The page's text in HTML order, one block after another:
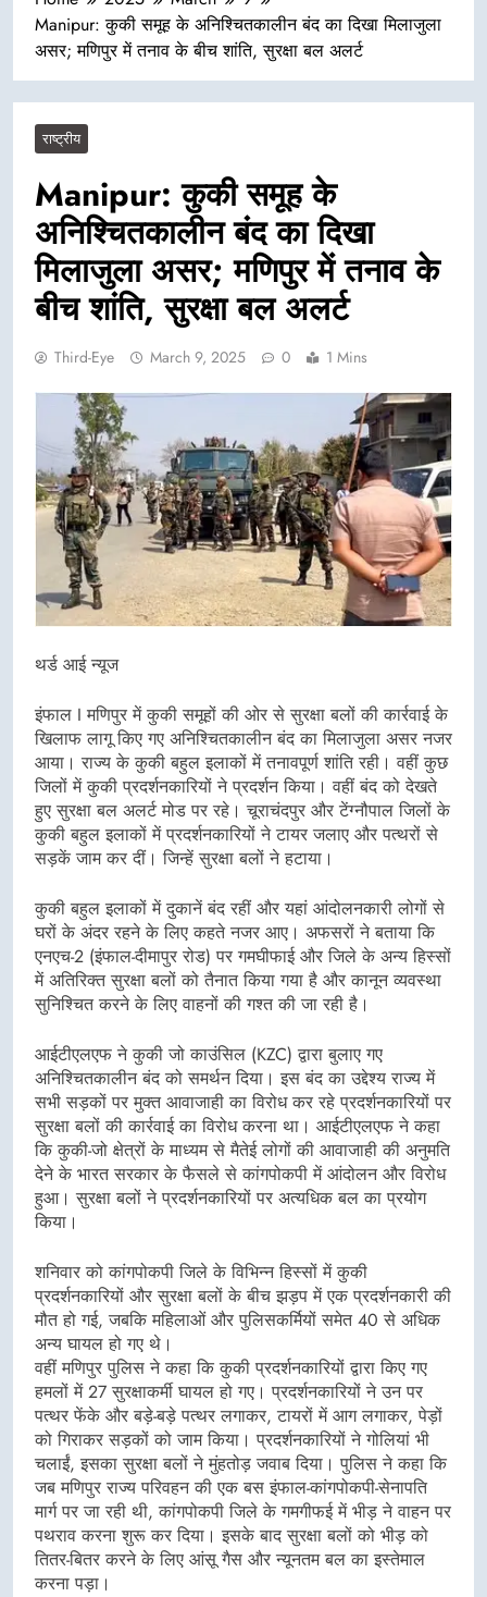
Manipur: कुकी समूह के अनिश्चितकालीन बंद का दिखा मिलाजुला
असर; मणिपुर में तनाव के बीच शांति, सुरक्षा बल अलर्ट
राष्ट्रीय
Manipur: कुकी समूह के
अनिश्चितकालीन बंद का दिखा
मिलाजुला असर; मणिपुर में तनाव के
बीच शांति, सुरक्षा बल अलर्ट
Third-Eye March 9, 2025 0 1 Mins
थर्ड आई न्यूज
इंफाल I मणिपुर में कुकी समूहों की ओर से सुरक्षा बलों की कार्रवाई के
खिलाफ लागू किए गए अनिश्चितकालीन बंद का मिलाजुला असर नजर
आया। राज्य के कुकी बहुल इलाकों में तनावपूर्ण शांति रही। वहीं कुछ
जिलों में कुकी प्रदर्शनकारियों ने प्रदर्शन किया। वहीं बंद को देखते
हुए सुरक्षा बल अलर्ट मोड पर रहे। चूराचंदपुर और टेंग्नौपाल जिलों के
कुकी बहुल इलाकों में प्रदर्शनकारियों ने टायर जलाए और पत्थरों से
सड़कें जाम कर दीं। जिन्हें सुरक्षा बलों ने हटाया।
कुकी बहुल इलाकों में दुकानें बंद रहीं और यहां आंदोलनकारी लोगों से
घरों के अंदर रहने के लिए कहते नजर आए। अफसरों ने बताया कि
एनएच-2 (इंफाल-दीमापुर रोड) पर गमघीफाई और जिले के अन्य हिस्सों
में अतिरिक्त सुरक्षा बलों को तैनात किया गया है और कानून व्यवस्था
सुनिश्चित करने के लिए वाहनों की गश्त की जा रही है।
आईटीएलएफ ने कुकी जो काउंसिल (KZC) द्वारा बुलाए गए
अनिश्चितकालीन बंद को समर्थन दिया। इस बंद का उद्देश्य राज्य में
सभी सड़कों पर मुक्त आवाजाही का विरोध कर रहे प्रदर्शनकारियों पर
सुरक्षा बलों की कार्रवाई का विरोध करना था। आईटीएलएफ ने कहा
कि कुकी-जो क्षेत्रों के माध्यम से मैतेई लोगों की आवाजाही की अनुमति
देने के भारत सरकार के फैसले से कांगपोकपी में आंदोलन और विरोध
हुआ। सुरक्षा बलों ने प्रदर्शनकारियों पर अत्यधिक बल का प्रयोग
किया।
शनिवार को कांगपोकपी जिले के विभिन्न हिस्सों में कुकी
प्रदर्शनकारियों और सुरक्षा बलों के बीच झड़प में एक प्रदर्शनकारी की
मौत हो गई, जबकि महिलाओं और पुलिसकर्मियों समेत 40 से अधिक
अन्य घायल हो गए थे।
वहीं मणिपुर पुलिस ने कहा कि कुकी प्रदर्शनकारियों द्वारा किए गए
हमलों में 27 सुरक्षाकर्मी घायल हो गए। प्रदर्शनकारियों ने उन पर
पत्थर फेंके और बड़े-बड़े पत्थर लगाकर, टायरों में आग लगाकर, पेड़ों
को गिराकर सड़कों को जाम किया। प्रदर्शनकारियों ने गोलियां भी
चलाईं, इसका सुरक्षा बलों ने मुंहतोड़ जवाब दिया। पुलिस ने कहा कि
जब मणिपुर राज्य परिवहन की एक बस इंफाल-कांगपोकपी-सेनापति
मार्ग पर जा रही थी, कांगपोकपी जिले के गमगीफई में भीड़ ने वाहन पर
पथराव करना शुरू कर दिया। इसके बाद सुरक्षा बलों को भीड़ को
तितर-बितर करने के लिए आंसू गैस और न्यूनतम बल का इस्तेमाल
करना पड़ा।